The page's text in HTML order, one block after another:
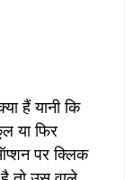
हैं यानी कि
या फिर
पर क्लिक